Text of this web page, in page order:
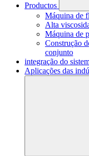
Productos
Máquina de
Alta
Máquina de
Construção
conjunto
integração do
Aplicações das